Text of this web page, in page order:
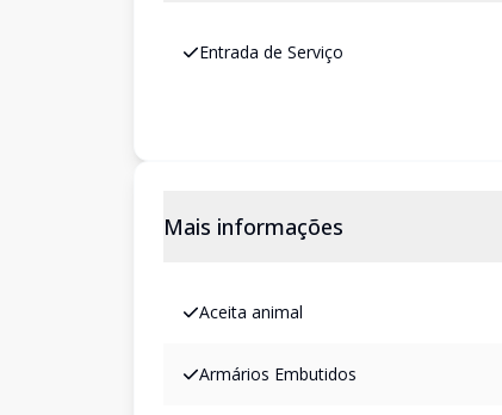
Entrada de Serviço
Mais informações
Aceita animal
Armários Embutidos